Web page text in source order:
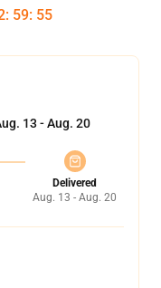
: 59: 54
13 - Aug. 20
Delivered
Aug. 13 - Aug. 20